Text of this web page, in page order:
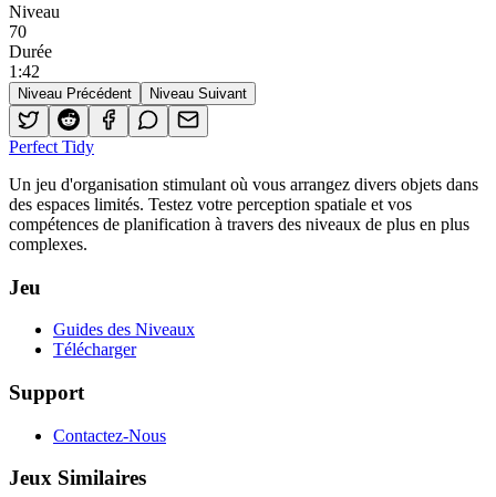
Niveau
70
Durée
1 :42
Niveau Précédent Niveau Suivant
Perfect Tidy
Un jeu d'organisation stimulant où vous arrangez divers objets dans
des espaces limités. Testez votre perception spatiale et vos
compétences de planification à travers des niveaux de plus en plus
complexes.
Jeu
Guides des Niveaux
Télécharger
Support
Contactez-Nous
Jeux Similaires